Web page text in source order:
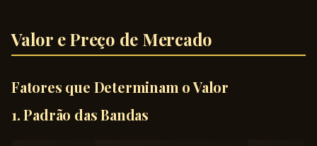
Valor e Preço de Mercado
Fatores que Determinam o Valor
1. Padrão das Bandas